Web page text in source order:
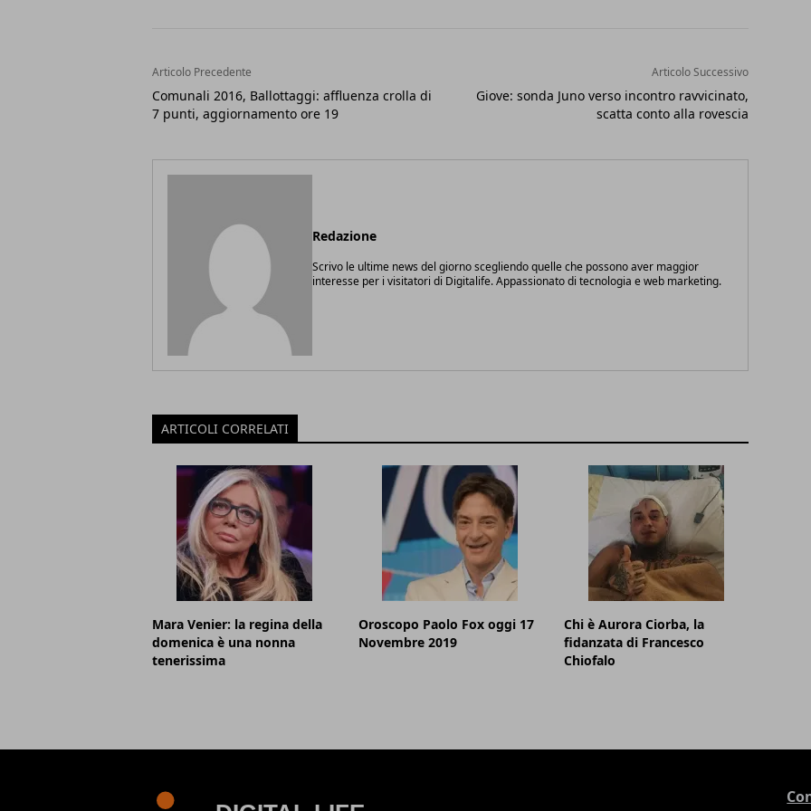
Articolo Precedente
Comunali 2016, Ballottaggi: affluenza crolla di
7 punti, aggiornamento ore 19
Articolo Successivo
Giove: sonda Juno verso incontro ravvicinato,
scatta conto alla rovescia
Redazione
Scrivo le ultime news del giorno scegliendo quelle che possono aver maggior
interesse per i visitatori di Digitalife. Appassionato di tecnologia e web marketing.
ARTICOLI CORRELATI
Mara Venier: la regina della
domenica è una nonna
tenerissima
Oroscopo Paolo Fox oggi 17
Novembre 2019
Chi è Aurora Ciorba, la
fidanzata di Francesco
Chiofalo